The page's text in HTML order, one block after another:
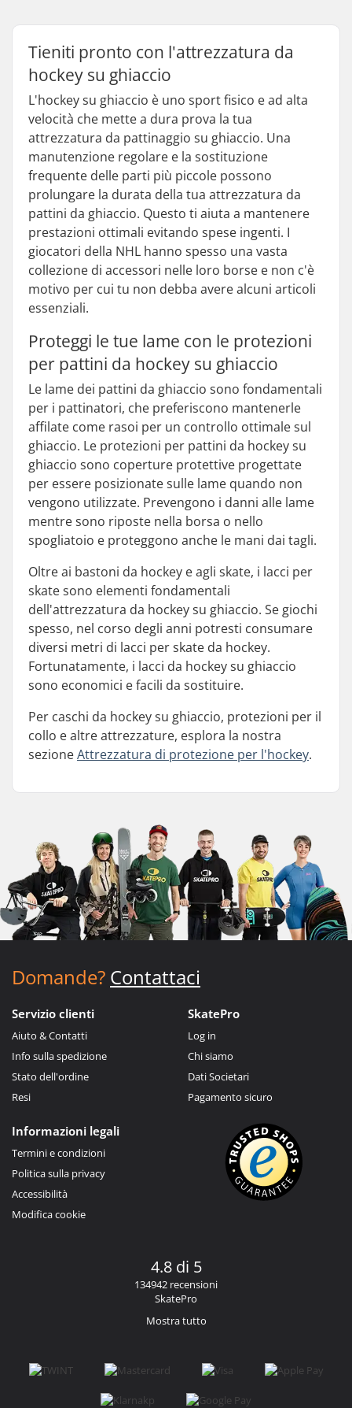
Tieniti pronto con l'attrezzatura da
hockey su ghiaccio
L'hockey su ghiaccio è uno sport fisico e ad alta
velocità che mette a dura prova la tua
attrezzatura da pattinaggio su ghiaccio. Una
manutenzione regolare e la sostituzione
frequente delle parti più piccole possono
prolungare la durata della tua attrezzatura da
pattini da ghiaccio. Questo ti aiuta a mantenere
prestazioni ottimali evitando spese ingenti. I
giocatori della NHL hanno spesso una vasta
collezione di accessori nelle loro borse e non c'è
motivo per cui tu non debba avere alcuni articoli
essenziali.
Proteggi le tue lame con le protezioni
per pattini da hockey su ghiaccio
Le lame dei pattini da ghiaccio sono fondamentali
per i pattinatori, che preferiscono mantenerle
affilate come rasoi per un controllo ottimale sul
ghiaccio. Le protezioni per pattini da hockey su
ghiaccio sono coperture protettive progettate
per essere posizionate sulle lame quando non
vengono utilizzate. Prevengono i danni alle lame
mentre sono riposte nella borsa o nello
spogliatoio e proteggono anche le mani dai tagli.
Oltre ai bastoni da hockey e agli skate, i lacci per
skate sono elementi fondamentali
dell'attrezzatura da hockey su ghiaccio. Se giochi
spesso, nel corso degli anni potresti consumare
diversi metri di lacci per skate da hockey.
Fortunatamente, i lacci da hockey su ghiaccio
sono economici e facili da sostituire.
Per caschi da hockey su ghiaccio, protezioni per il
collo e altre attrezzature, esplora la nostra
sezioneAttrezzatura di protezione per l'hockey.
Domande? Contattaci
Servizio clienti
Aiuto & Contatti
Info sulla spedizione
Stato dell'ordine
Resi
SkatePro
Log in
Chi siamo
Dati Societari
Pagamento sicuro
Informazioni legali
Termini e condizioni
Politica sulla privacy
Accessibilità
Modifica cookie
4.8 di 5
134942 recensioni
SkatePro
Mostra tutto